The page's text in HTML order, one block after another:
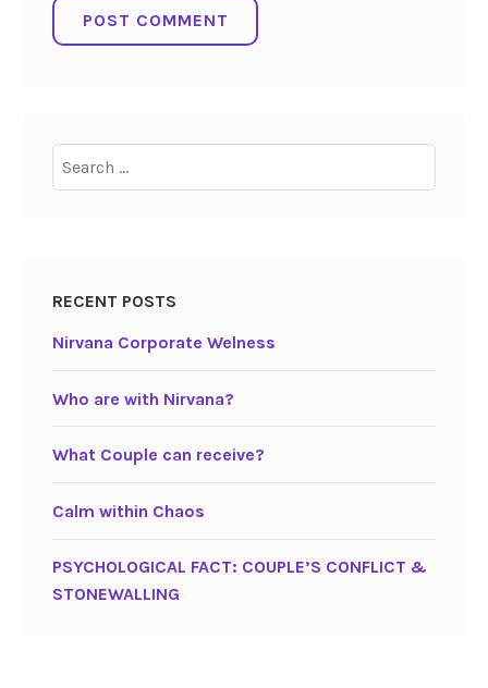
for:
RECENT POSTS
Nirvana Corporate Welness
Who are with Nirvana?
What Couple can receive?
Calm within Chaos
PSYCHOLOGICAL FACT: COUPLE’S CONFLICT &
STONEWALLING